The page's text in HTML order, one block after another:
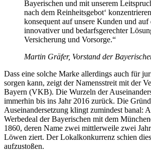
Bayerischen und mit unserem
nach dem Reinheitsgebot‘
konsequent auf unsere Kunden und auf
innovativer und bedarfsgerechter
Versicherung und Vorsorge.“
Martin Gräfer, Vorstand der
Dass eine solche Marke allerdings auch für
sorgen kann, zeigt der Namensstreit mit der
Bayern (VKB). Die Wurzeln der
immerhin bis ins Jahr 2016 zurück. Die
Auseinandersetzung klingt zumindest banal:
Werbedeal der Bayerischen mit dem
1860, deren Name zwei mittlerweile zwei
Löwen ziert. Der Lokalkonkurrenz schien
aufzustoßen.